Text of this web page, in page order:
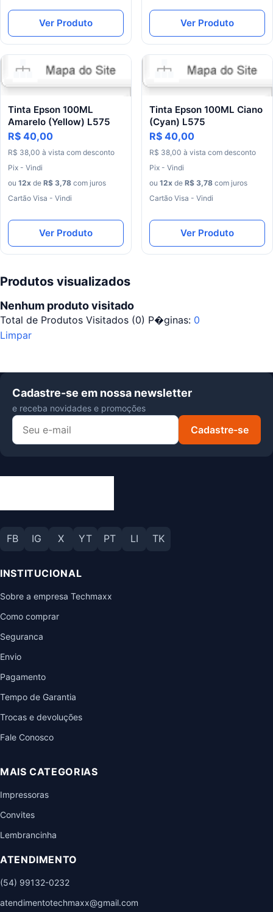
Ver Produto Ver Produto
Tinta Epson 100ML
Amarelo (Yellow) L575
R$ 40,00
R$ 38 00 à vista com desconto
Pix - Vindi
ou 12x de R$ 3,78 com juros
Cartão Visa - Vindi
Ver Produto
Tinta Epson 100ML Ciano
(Cyan) L575
R$ 40,00
R$ 38 00 à vista com desconto
Pix - Vindi
ou 12x de R$ 3,78 com juros
Cartão Visa - Vindi
Ver Produto
Produtos visualizados
Nenhum produto visitado
Total de Produtos Visitados (0) P�ginas: 0
Limpar
Cadastre-se em nossa newsletter
e receba novidades e promoções
Cadastre-se
FB IG X YT PT LI TK
INSTITUCIONAL
Sobre a empresa Techmaxx
Como comprar
Seguranca
Envio
Pagamento
Tempo de Garantia
Trocas e devoluções
Fale Conosco
MAIS CATEGORIAS
Impressoras
Convites
Lembrancinha
ATENDIMENTO
(54) 99132-0232
atendimentotechmaxx@gmail.com